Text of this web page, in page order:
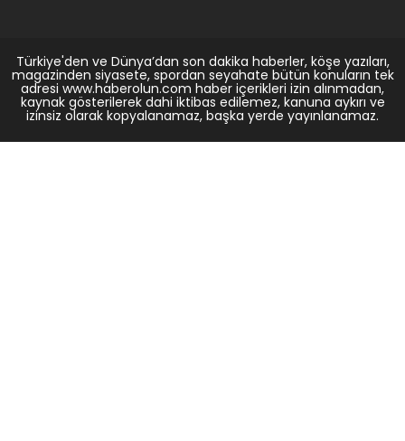
Türkiye'den ve Dünya’dan son dakika haberler, köşe yazıları,
magazinden siyasete, spordan seyahate bütün konuların tek
adresi www.haberolun.com haber içerikleri izin alınmadan,
kaynak gösterilerek dahi iktibas edilemez, kanuna aykırı ve
izinsiz olarak kopyalanamaz, başka yerde yayınlanamaz.